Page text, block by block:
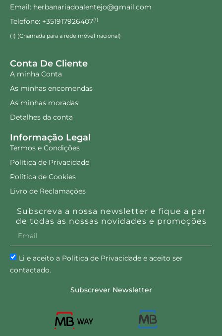
Email: herbanariadoalentejo@gmail.com
Telefone: +351917926407(1)
(1) (Chamada para a rede móvel nacional)
Conta De Cliente
A minha Conta
As minhas encomendas
As minhas moradas
Detalhes da conta
Informação Legal
Termos e Condições
Política de Privacidade
Política de Cookies
Livro de Reclamações
Subscreva a nossa newsletter e fique a par
de todas as nossas novidades e promoções
Li e aceito a Política de Privacidade e aceito ser
contactado.
Subscrever Newsletter